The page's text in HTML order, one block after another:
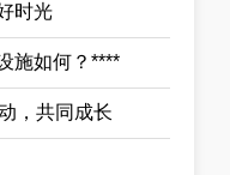
时光
施如何？****
，共同成长